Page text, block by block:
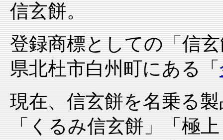
信玄餅。
登録商標としての「信
県北杜市白州町にある「
現在、信玄餅を名乗る
「くるみ信玄餅」「極